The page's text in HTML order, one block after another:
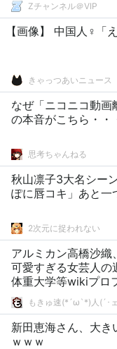
Zチャンネル＠VIP
【画像】 中国人♀
きゃっつあいニュース
なぜ「ニコニコ動画
の本音がこちら・・
思考ちゃんねる
秋山凛子3大名シー
ぽに唇コキ」あと一
2次元に捉われない
アルミカン高橋沙織
可愛すぎる女芸人の
体重大学等wikiプロ
もきゅ速(*´ω`*)人(´･
新田恵海さん、大き
ｗｗｗ